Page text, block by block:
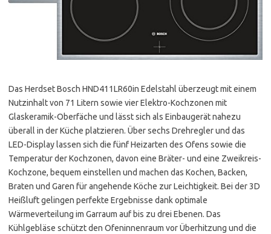
Das Herdset Bosch HND411LR60in Edelstahl überzeugt mit einem
Nutzinhalt von 71 Litern sowie vier Elektro-Kochzonen mit
Glaskeramik-Oberfäche und lässt sich als Einbaugerät nahezu
überall in der Küche platzieren. Über sechs Drehregler und das
LED-Display lassen sich die fünf Heizarten des Ofens sowie die
Temperatur der Kochzonen, davon eine Bräter- und eine Zweikreis-
Kochzone, bequem einstellen und machen das Kochen, Backen,
Braten und Garen für angehende Köche zur Leichtigkeit. Bei der 3D
Heißluft gelingen perfekte Ergebnisse dank optimale
Wärmeverteilung im Garraum auf bis zu drei Ebenen. Das
Kühlgebläse schützt den Ofeninnenraum vor Überhitzung und die